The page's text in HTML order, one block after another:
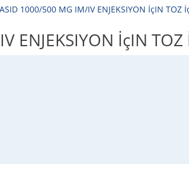
1000/500 MG IM/IV ENJEKSIYON İçIN
ENJEKSIYON İçIN